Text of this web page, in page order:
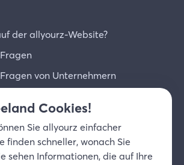
der allyourz-Website?
von Unternehmern
Cookies!
Sie allyourz einfacher
finden schneller, wonach Sie
sehen Informationen, die auf Ihre